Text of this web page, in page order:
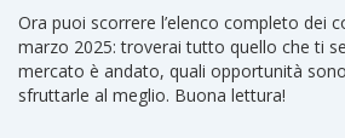
Ora puoi scorrere l’elenco completo dei
marzo 2025: troverai tutto quello che ti
mercato è andato, quali opportunità
sfruttarle al meglio. Buona lettura!